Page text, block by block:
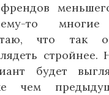
то
что так
будет
чем